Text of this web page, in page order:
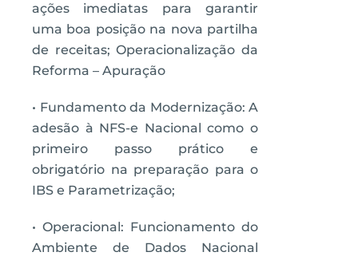
ações imediatas para garantir
uma boa posição na nova partilha
de receitas; Operacionalização da
Reforma – Apuração
• Fundamento da Modernização: A
adesão à NFS-e Nacional como o
primeiro passo prático e
obrigatório na preparação para o
IBS e Parametrização;
• Operacional: Funcionamento do
Ambiente de Dados Nacional